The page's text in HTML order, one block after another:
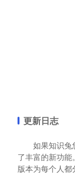
更新日志
如果知识兔您
了丰富的新功
版本为每个人都